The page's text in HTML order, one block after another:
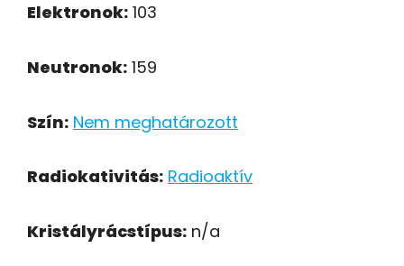
Elektronok: 103
Neutronok: 159
Szín: Nem meghatározott
Radiokativitás: Radioaktív
Kristályrácstípus: n/a